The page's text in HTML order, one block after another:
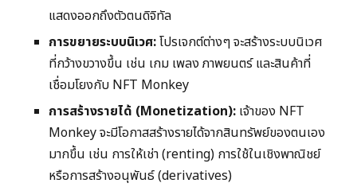
แสดงออกถึงตัวตนดิจิทัล
การขยายระบบนิเวศ:โปรเจกต์ต่างๆ จะสร้างระบบนิเวศ
ที่กว้างขวางขึ้น เช่น เกม เพลง ภาพยนตร์ และสินค้าที่
เชื่อมโยงกับ NFT Monkey
การสร้างรายได้ (Monetization): เจ้าของ NFT
Monkey จะมีโอกาสสร้างรายได้จากสินทรัพย์ของตนเอง
มากขึ้น เช่น การให้เช่า (renting) การใช้ในเชิงพาณิชย์
หรือการสร้างอนุพันธ์ (derivatives)